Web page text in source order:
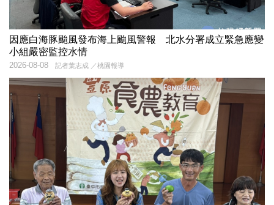
因應白海豚颱風發布海上颱風警報 北水分署成立緊急應變
小組嚴密監控水情
記者葉志成 ／桃園報導
2026-08-08